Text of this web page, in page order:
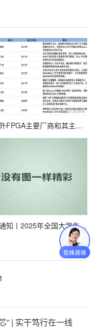
精心撰写的书籍《Xilinx
年的工程开发经验和教
开发技术的读者提供一
国内外FPGA主要厂商和其主要芯片代表汇总
大赛通知丨2025年全国大学生嵌入式芯片与系统设计竞赛FPGA创新设计赛道报名通知
” | 实干笃行在一线